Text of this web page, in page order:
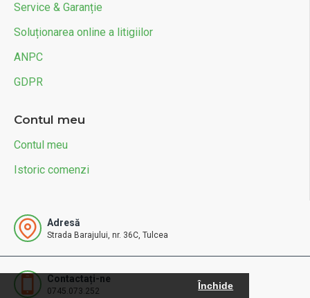
Închide
Service & Garanție
Soluționarea online a litigiilor
ANPC
GDPR
Contul meu
Contul meu
Istoric comenzi
Adresă
Strada Barajului, nr. 36C, Tulcea
Contactați-ne
0745.073.252